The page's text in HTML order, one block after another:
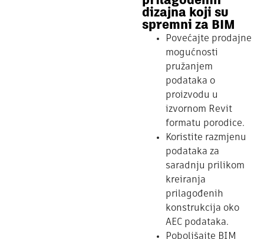
dizajna koji su
spremni za BIM
Povećajte prodajne
mogućnosti
pružanjem
podataka o
proizvodu u
izvornom Revit
formatu porodice.
Koristite razmjenu
podataka za
saradnju prilikom
kreiranja
prilagođenih
konstrukcija oko
AEC podataka.
Poboljšajte BIM